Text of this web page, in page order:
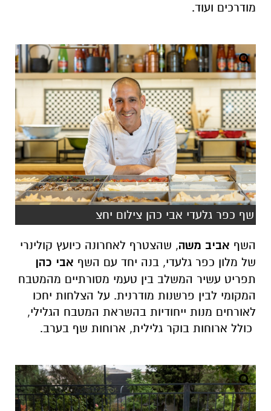
מודרכים ועוד.
שף כפר גלעדי אבי כהן צילום יחצ
השף אביב משה, שהצטרף לאחרונה כיועץ קולינרי
של מלון כפר גלעדי, בנה יחד עם השף אבי כהן
תפריט עשיר המשלב בין טעמי מסורתיים מהמטבח
המקומי לבין פרשנות מודרנית. על הצלחות יחכו
לאורחים מנות ייחודיות בהשראת המטבח הגלילי,
כולל ארוחות בוקר גלילית, ארוחות שף בערב.